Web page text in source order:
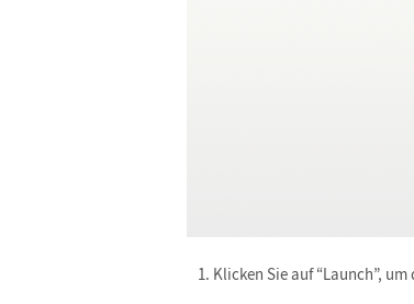
Klicken Sie auf “Launch”,